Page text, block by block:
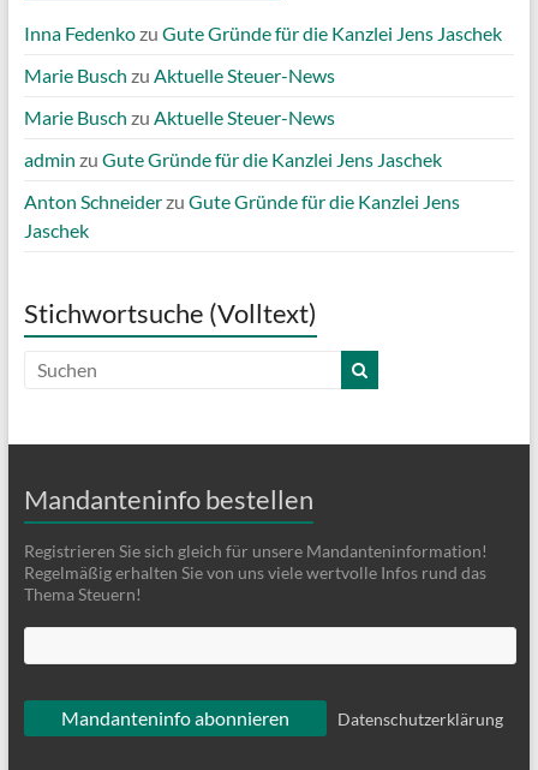
Inna Fedenkozu Gute Gründe für die Kanzlei Jens Jaschek
Marie Busch zu Aktuelle Steuer-News
Marie Busch zu Aktuelle Steuer-News
admin zu Gute Gründe für die Kanzlei Jens Jaschek
Anton Schneiderzu Gute Gründe für die Kanzlei Jens
Jaschek
Stichwortsuche (Volltext)
Mandanteninfo bestellen
Registrieren Sie sich gleich für unsere Mandanteninformation!
Regelmäßig erhalten Sie von uns viele wertvolle Infos rund das
Thema Steuern!
Datenschutzerklärung